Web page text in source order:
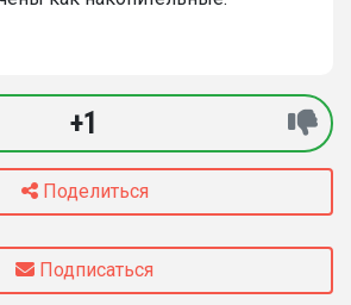
+1
Поделиться
Подписаться